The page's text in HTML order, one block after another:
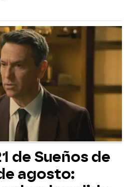
de Sueños de
agosto: